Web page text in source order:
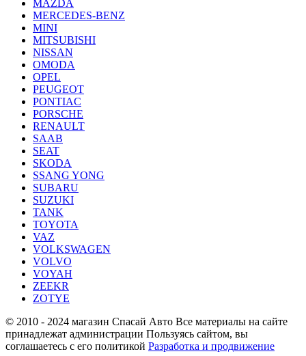
MAZDA
MERCEDES-BENZ
MINI
MITSUBISHI
NISSAN
OMODA
OPEL
PEUGEOT
PONTIAC
PORSCHE
RENAULT
SAAB
SEAT
SKODA
SSANG YONG
SUBARU
SUZUKI
TANK
TOYOTA
VAZ
VOLKSWAGEN
VOLVO
VOYAH
ZEEKR
ZOTYE
© 2010 - 2024 магазин Спасай Авто Все материалы на сайте
принадлежат администрации Пользуясь сайтом, вы
соглашаетесь с его политикой Разработка и продвижение